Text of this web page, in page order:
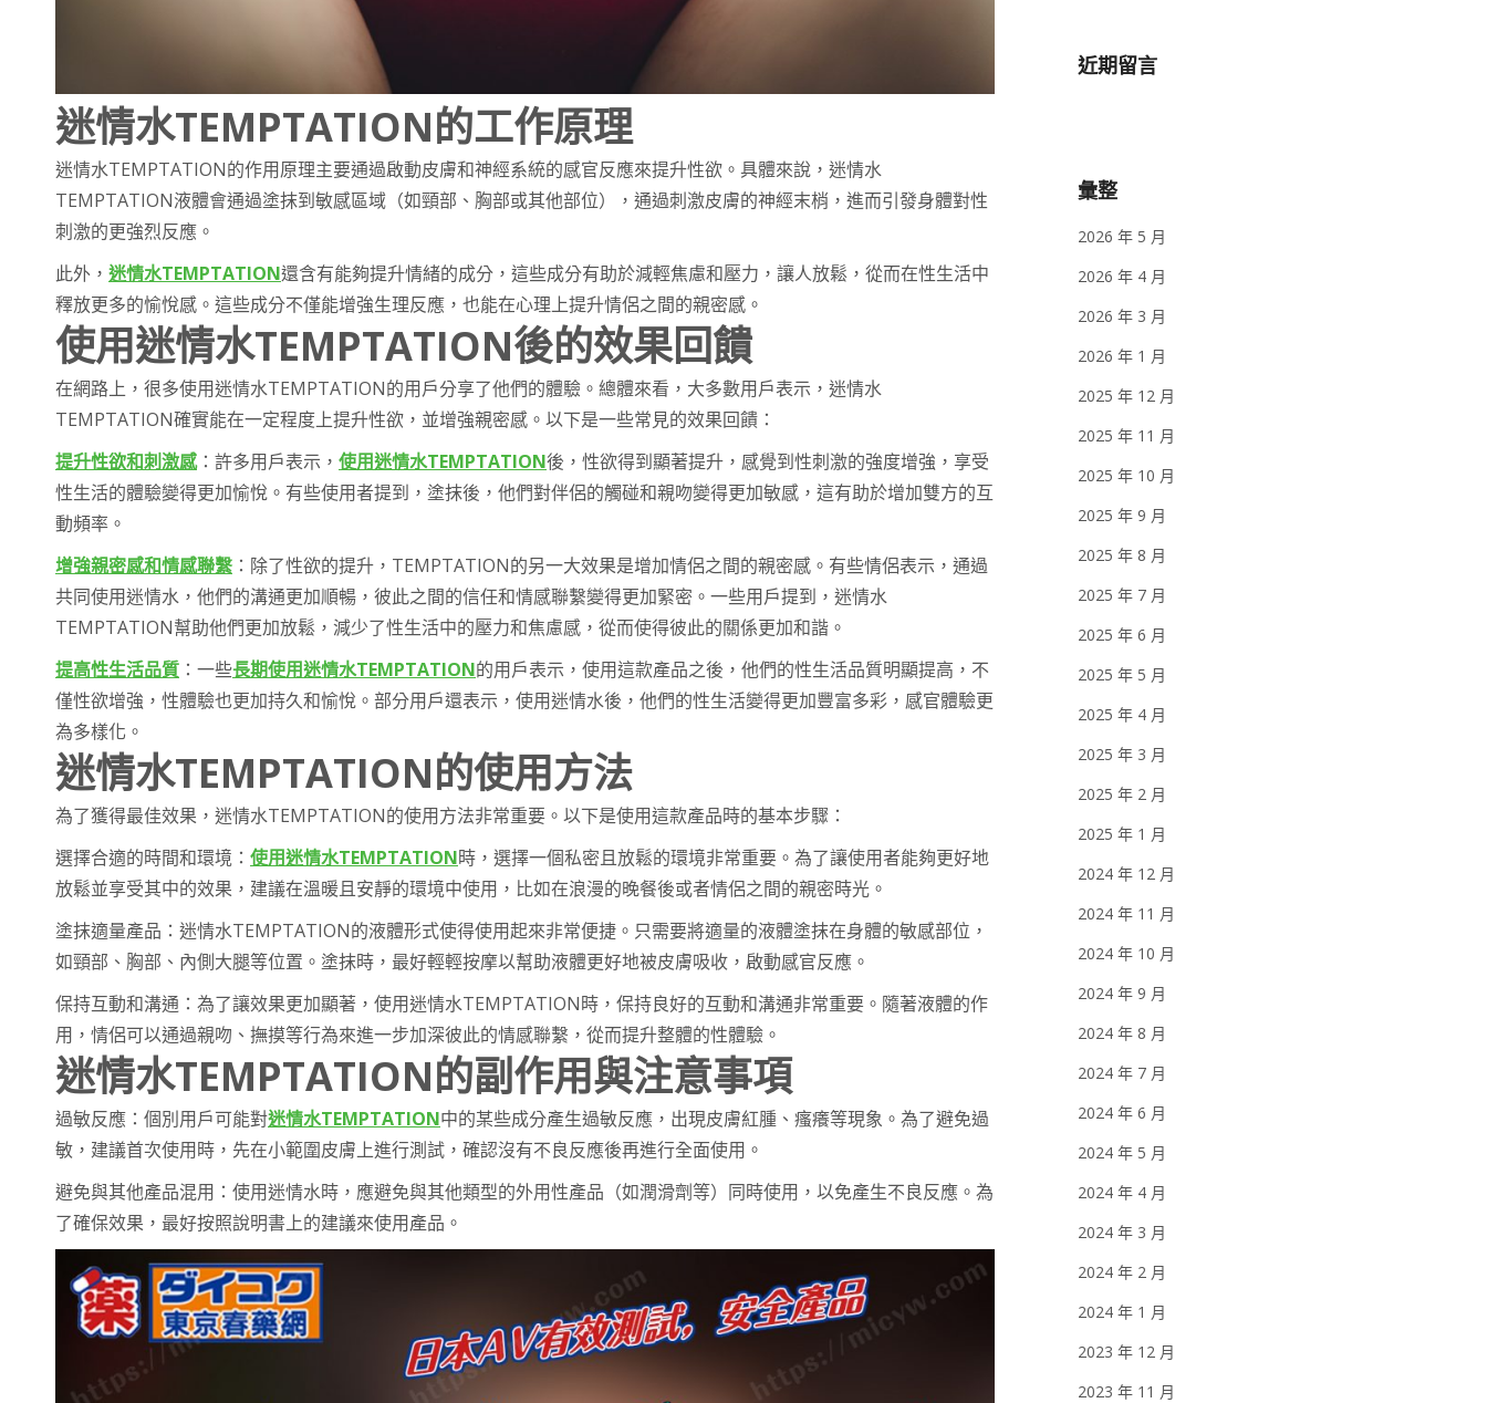
迷情水TEMPTATION的工作原理
迷情水TEMPTATION的作用原理主要通過啟動皮膚和神經系統的感官反應來提升性欲。具體來說，迷情水
TEMPTATION液體會通過塗抹到敏感區域（如頸部、胸部或其他部位），通過刺激皮膚的神經末梢，進而引發身體對性
刺激的更強烈反應。
此外， 迷情水TEMPTATION還含有能夠提升情緒的成分，這些成分有助於減輕焦慮和壓力，讓人放鬆，從而在性生活中
釋放更多的愉悅感。這些成分不僅能增強生理反應，也能在心理上提升情侶之間的親密感。
使用迷情水TEMPTATION後的效果回饋
在網路上，很多使用迷情水TEMPTATION的用戶分享了他們的體驗。總體來看，大多數用戶表示，迷情水
TEMPTATION確實能在一定程度上提升性欲，並增強親密感。以下是一些常見的效果回饋：
提升性欲和刺激感：許多用戶表示， 使用迷情水TEMPTATION後，性欲得到顯著提升，感覺到性刺激的強度增強，享受
性生活的體驗變得更加愉悅。有些使用者提到，塗抹後，他們對伴侶的觸碰和親吻變得更加敏感，這有助於增加雙方的互
動頻率。
增強親密感和情感聯繫 ：除了性欲的提升，TEMPTATION的另一大效果是增加情侶之間的親密感。有些情侶表示，通過
共同使用迷情水，他們的溝通更加順暢，彼此之間的信任和情感聯繫變得更加緊密。一些用戶提到，迷情水
TEMPTATION幫助他們更加放鬆，減少了性生活中的壓力和焦慮感，從而使得彼此的關係更加和諧。
提高性生活品質 ：一些長期使用迷情水TEMPTATION的用戶表示，使用這款產品之後，他們的性生活品質明顯提高，不
僅性欲增強，性體驗也更加持久和愉悅。部分用戶還表示，使用迷情水後，他們的性生活變得更加豐富多彩，感官體驗更
為多樣化。
迷情水TEMPTATION的使用方法
為了獲得最佳效果，迷情水TEMPTATION的使用方法非常重要。以下是使用這款產品時的基本步驟：
選擇合適的時間和環境： 使用迷情水TEMPTATION時，選擇一個私密且放鬆的環境非常重要。為了讓使用者能夠更好地
放鬆並享受其中的效果，建議在溫暖且安靜的環境中使用，比如在浪漫的晚餐後或者情侶之間的親密時光。
塗抹適量產品：迷情水TEMPTATION的液體形式使得使用起來非常便捷。只需要將適量的液體塗抹在身體的敏感部位，
如頸部、胸部、內側大腿等位置。塗抹時，最好輕輕按摩以幫助液體更好地被皮膚吸收，啟動感官反應。
保持互動和溝通：為了讓效果更加顯著，使用迷情水TEMPTATION時，保持良好的互動和溝通非常重要。隨著液體的作
用，情侶可以通過親吻、撫摸等行為來進一步加深彼此的情感聯繫，從而提升整體的性體驗。
迷情水TEMPTATION的副作用與注意事項
過敏反應：個別用戶可能對迷情水TEMPTATION中的某些成分產生過敏反應，出現皮膚紅腫、瘙癢等現象。為了避免過
敏，建議首次使用時，先在小範圍皮膚上進行測試，確認沒有不良反應後再進行全面使用。
避免與其他產品混用：使用迷情水時，應避免與其他類型的外用性產品（如潤滑劑等）同時使用，以免產生不良反應。為
了確保效果，最好按照說明書上的建議來使用產品。
近期留言
彙整
2026 年 5 月
2026 年 4 月
2026 年 3 月
2026 年 1 月
2025 年 12 月
2025 年 11 月
2025 年 10 月
2025 年 9 月
2025 年 8 月
2025 年 7 月
2025 年 6 月
2025 年 5 月
2025 年 4 月
2025 年 3 月
2025 年 2 月
2025 年 1 月
2024 年 12 月
2024 年 11 月
2024 年 10 月
2024 年 9 月
2024 年 8 月
2024 年 7 月
2024 年 6 月
2024 年 5 月
2024 年 4 月
2024 年 3 月
2024 年 2 月
2024 年 1 月
2023 年 12 月
2023 年 11 月